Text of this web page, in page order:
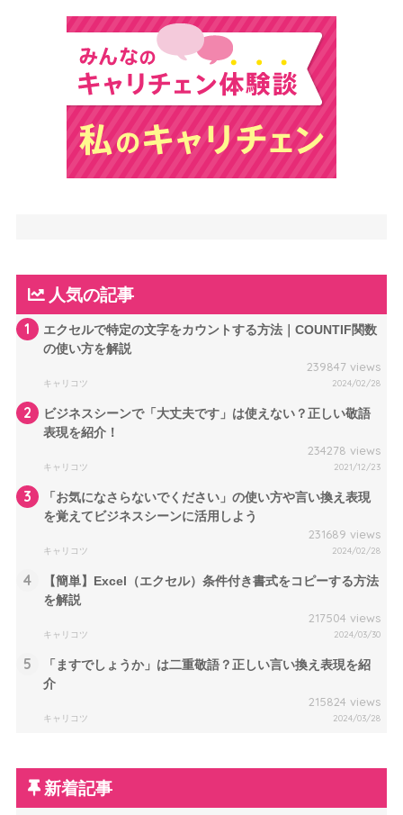
人気の記事
1
エクセルで特定の文字をカウントする方法｜COUNTIF関数
の使い方を解説
239847 views
キャリコツ 2024/02/28
2
ビジネスシーンで「大丈夫です」は使えない？正しい敬語
表現を紹介！
234278 views
キャリコツ 2021/12/23
3
「お気になさらないでください」の使い方や言い換え表現
を覚えてビジネスシーンに活用しよう
231689 views
キャリコツ 2024/02/28
4
【簡単】Excel（エクセル）条件付き書式をコピーする方法
を解説
217504 views
キャリコツ 2024/03/30
5
「ますでしょうか」は二重敬語？正しい言い換え表現を紹
介
215824 views
キャリコツ 2024/03/28
新着記事